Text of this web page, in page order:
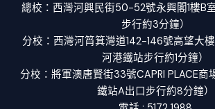
總校：西灣河興民街50-52號永興閣1樓B
步行約3分鐘）
分校：西灣河筲箕灣道142-146號高望大
河港鐵站步行約1分鐘）
分校：將軍澳唐賢街33號CAPRI PLACE商
鐵站A出口步行約8分鐘）